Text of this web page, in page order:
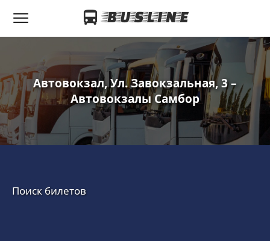
Автовокзал, Ул. Завокзальная, 3 –
Автовокзалы Самбор
Поиск билетов